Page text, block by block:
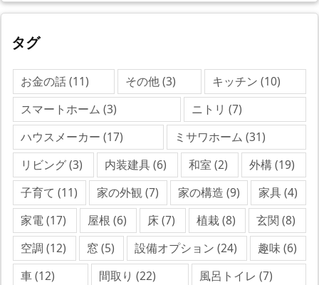
タグ
お金の話(11) その他(3) キッチン (10)
スマートホーム (3) ニトリ (7)
ハウスメーカー (17) ミサワホーム (31)
リビング(3) 内装建具(6) 和室 (2) 外構(19)
子育て (11) 家の外観(7) 家の構造 (9) 家具(4)
家電(17) 屋根 (6) 床(7) 植栽(8) 玄関 (8)
空調 (12) 窓 (5) 設備オプション (24) 趣味 (6)
車(12) 間取り (22) 風呂トイレ (7)